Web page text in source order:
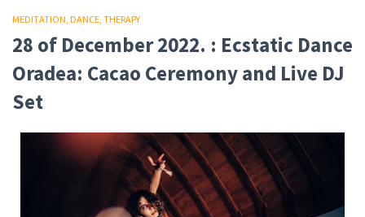
MEDITATION DANCE THERAPY
28 of December 2022. : Ecstatic Dance
Oradea: Cacao Ceremony and Live DJ
Set